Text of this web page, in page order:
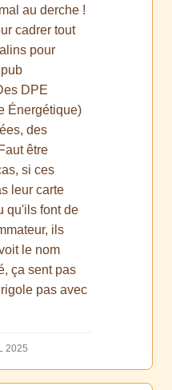
au derche !
cadrer tout
pour
DPE
Énergétique)
des
être
si ces
leur carte
qu'ils font de
ils
le nom
ça sent pas
pas avec
2025